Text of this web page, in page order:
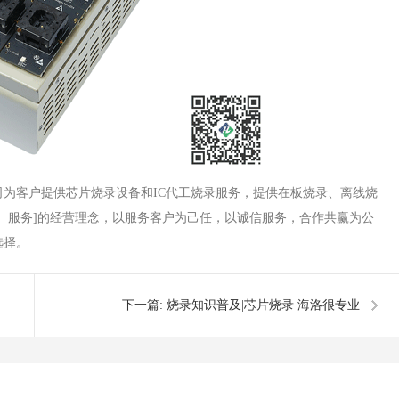
客户提供芯片烧录设备和IC代工烧录服务，提供在板烧录、离线烧
务]的经营理念，以服务客户为己任，以诚信服务，合作共赢为公
。
下一篇: 烧录知识普及|芯片烧录 海洛很专业